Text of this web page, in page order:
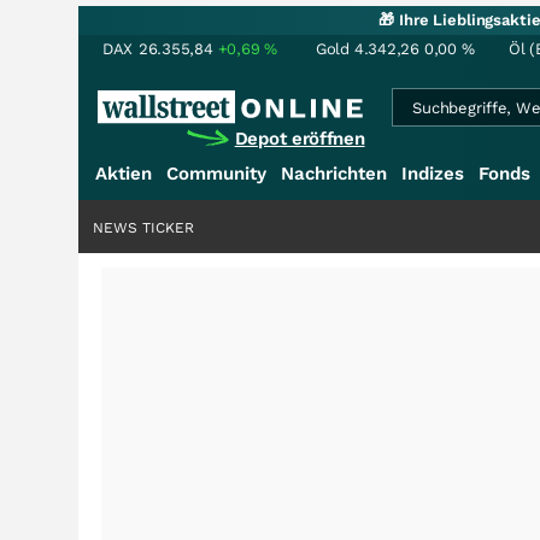
🎁 Ihre
DAX 26.355,84 +0,69% Gold 4.342,26 0,00 % Öl
Depot eröffnen
Aktien
Community Nachrichten Indizes Fonds
NEWS TICKER